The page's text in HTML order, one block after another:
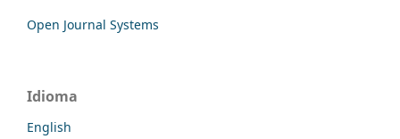
Open Journal Systems
Idioma
English